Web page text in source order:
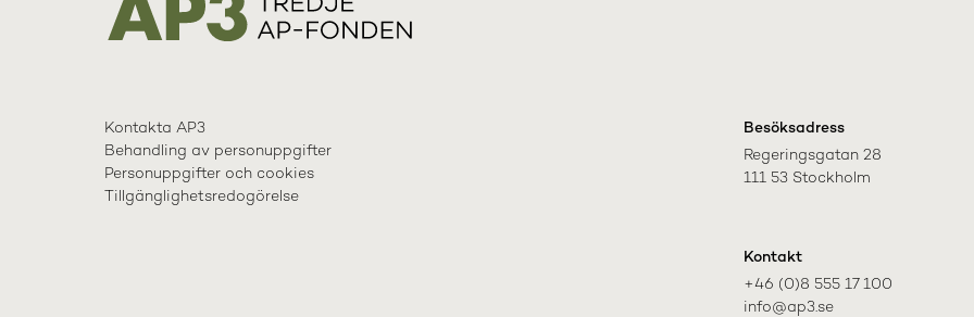
Kontakta AP3
Behandling av personuppgifter
Personuppgifter och cookies
Tillgänglighetsredogörelse
Besöksadress
Regeringsgatan 28
111 53 Stockholm
Kontakt
+46 (0)8 555 17 100
info@ap3.se